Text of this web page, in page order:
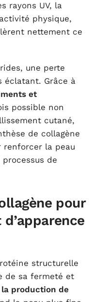
rayons UV, la
physique,
nettement ce
une perte
éclatant. Grâce à
et
possible non
cutané,
de collagène
renforcer la peau
processus de
pour
structurelle
de sa fermeté et
la production de